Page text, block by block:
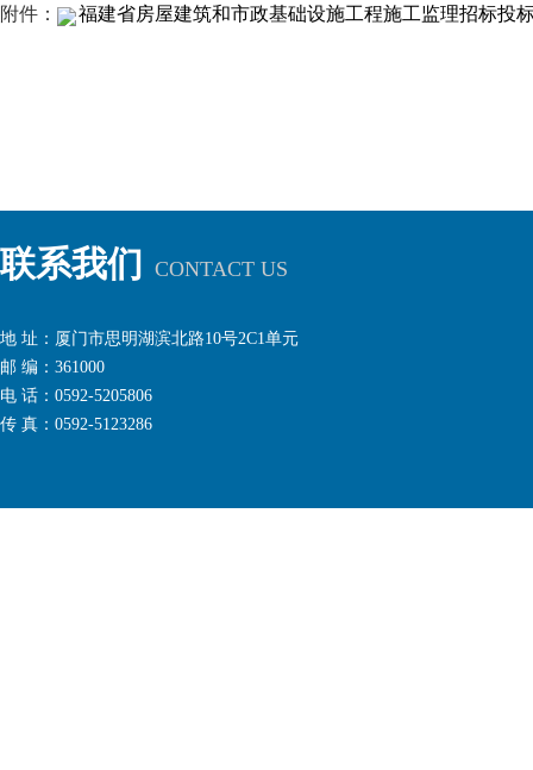
附件： 福建省房屋建筑和市政基础设施工程施工监理招标投
联系我们 CONTACT US
地 址：厦门市思明湖滨北路10号2C1单元
邮 编：361000
电 话：0592-5205806
传 真：0592-5123286